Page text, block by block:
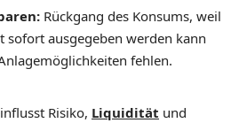
Rückgang des Konsums, weil
sofort ausgegeben werden kann
fehlen.
Risiko, Liquidität und